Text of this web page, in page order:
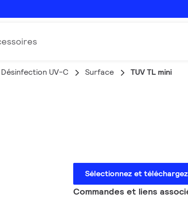
Désinfection UV-C Surface TUV TL mini
Sélectionnez et téléchargez
Commandes et liens